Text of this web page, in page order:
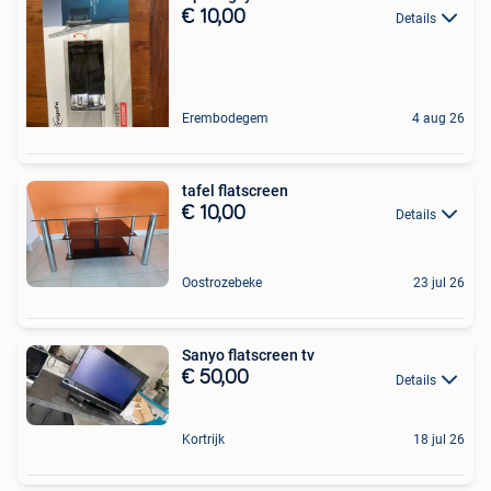
€ 10,00 Details
Erembodegem 4 aug 26
tafel flatscreen
€ 10,00 Details
Oostrozebeke 23 jul 26
Sanyo flatscreen tv
€ 50,00 Details
Kortrijk 18 jul 26